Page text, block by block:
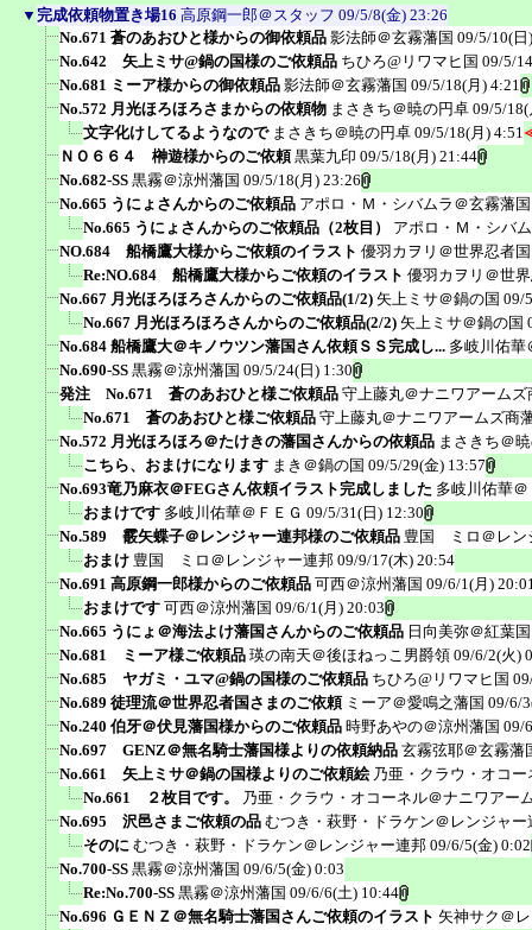
▼ 完成依頼物置き場16 高原鋼一郎＠スタッフ 09/5/8(金) 23:26
No.671 蒼のあおひと様からの御依頼品 影法師＠玄霧藩国 09/5/10(日
No.642 矢上ミサ@鍋の国様のご依頼品 ちひろ@リワマヒ国 09/5/
No.681 ミーア様からの御依頼品 影法師＠玄霧藩国 09/5/18(月) 4:21
No.572 月光ほろほろさまからの依頼物 まさきち＠暁の円卓 09/5/18(
文字化けしてるようなので まさきち＠暁の円卓 09/5/18(月) 4:51
ＮＯ６６４ 榊遊様からのご依頼 黒葉九印 09/5/18(月) 21:44
No.682-SS 黒霧＠涼州藩国 09/5/18(月) 23:26
No.665 うにょさんからのご依頼品 アポロ・Ｍ・シバムラ＠玄霧藩国
No.665 うにょさんからのご依頼品（2枚目）
アポロ・Ｍ・シバ
NO.684 船橋鷹大様からご依頼のイラスト 優羽カヲリ＠世界忍者国
Re:NO.684 船橋鷹大様からご依頼のイラスト 優羽カヲリ＠世
No.667 月光ほろほろさんからのご依頼品(1/2) 矢上ミサ＠鍋の国 09/
No.667 月光ほろほろさんからのご依頼品(2/2) 矢上ミサ＠鍋の国
No.684 船橋鷹大＠キノウツン藩国さん依頼ＳＳ完成し... 多岐川佑華
No.690-SS 黒霧＠涼州藩国 09/5/24(日) 1:30
発注 No.671 蒼のあおひと様ご依頼品 守上藤丸＠ナニワアームズ
No.671 蒼のあおひと様ご依頼品 守上藤丸＠ナニワアームズ商
No.572 月光ほろほろ＠たけきの藩国さんからの依頼品 まさきち＠
こちら、おまけになります まき＠鍋の国 09/5/29(金) 13:57
No.693竜乃麻衣＠FEGさん依頼イラスト完成しました 多岐川佑華
おまけです 多岐川佑華＠ＦＥＧ 09/5/31(日) 12:30
No.589 霰矢蝶子＠レンジャー連邦様のご依頼品 豊国 ミロ＠レン
おまけ 豊国 ミロ＠レンジャー連邦 09/9/17(木) 20:54
No.691 高原鋼一郎様からのご依頼品 可西＠涼州藩国 09/6/1(月)
おまけです 可西＠涼州藩国 09/6/1(月) 20:03
No.665 うにょ＠海法よけ藩国さんからのご依頼品 日向美弥＠紅葉国
No.681 ミーア様ご依頼品 瑛の南天＠後ほねっこ男爵領 09/6/2(火)
No.685 ヤガミ・ユマ@鍋の国様のご依頼品 ちひろ@リワマヒ国
No.689 徒理流＠世界忍者国さまのご依頼 ミーア＠愛鳴之藩国 09/6/
No.240 伯牙＠伏見藩国様からのご依頼品 時野あやの＠涼州藩国 09/
No.697 GENZ＠無名騎士藩国様よりの依頼納品 玄霧弦耶＠玄霧藩
No.661 矢上ミサ＠鍋の国様よりのご依頼絵 乃亜・クラウ・オコ
No.661 ２枚目です。
乃亜・クラウ・オコーネル＠ナニワアー
No.695 沢邑さまご依頼の品 むつき・萩野・ドラケン＠レンジャー
そのに むつき・萩野・ドラケン＠レンジャー連邦 09/6/5(金) 0:02
No.700-SS 黒霧＠涼州藩国 09/6/5(金) 0:03
Re:No.700-SS 黒霧＠涼州藩国 09/6/6(土) 10:44
No.696 ＧＥＮＺ＠無名騎士藩国さんご依頼のイラスト 矢神サク＠